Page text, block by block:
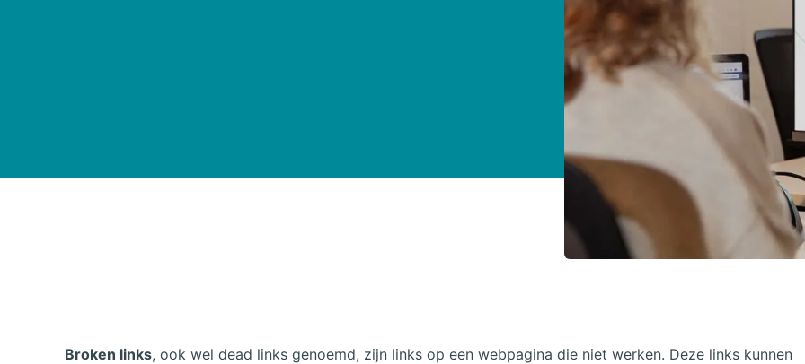
Broken links, ook wel dead links genoemd, zijn links op een webpagina die niet werken. Deze links kunnen